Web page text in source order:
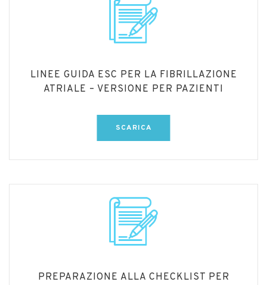
LINEE GUIDA ESC PER LA FIBRILLAZIONE
ATRIALE – VERSIONE PER PAZIENTI
SCARICA
PREPARAZIONE ALLA CHECKLIST PER